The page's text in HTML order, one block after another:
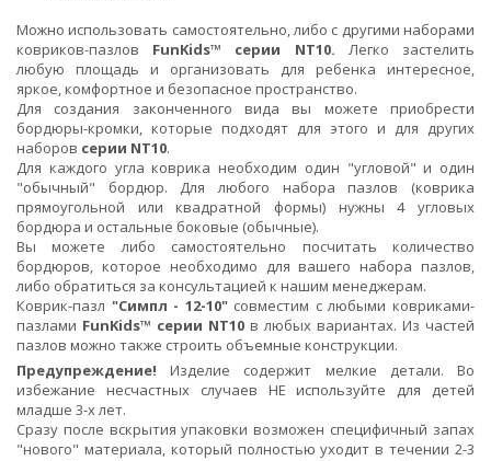
Можно использовать самостоятельно, либо с другими наборами
ковриков-пазлов FunKids™ серии NT10. Легко застелить
любую площадь и организовать для ребенка интересное,
яркое, комфортное и безопасное пространство.
Для создания законченного вида вы можете приобрести
бордюры-кромки, которые подходят для этого и для других
наборов серии NT10.
Для каждого угла коврика необходим один "угловой" и один
"обычный" бордюр. Для любого набора пазлов (коврика
прямоугольной или квадратной формы) нужны 4 угловых
бордюра и остальные боковые (обычные).
Вы можете либо самостоятельно посчитать количество
бордюров, которое необходимо для вашего набора пазлов,
либо обратиться за консультацией к нашим менеджерам.
Коврик-пазл "Симпл - 12-10"совместим с любыми ковриками-
пазлами FunKids™ серии NT10 в любых вариантах. Из частей
пазлов можно также строить объемные конструкции.
Предупреждение! Изделие содержит мелкие детали. Во
избежание несчастных случаев НЕ используйте для детей
младше 3-х лет.
Сразу после вскрытия упаковки возможен специфичный запах
"нового" материала, который полностью уходит в течении 2-3